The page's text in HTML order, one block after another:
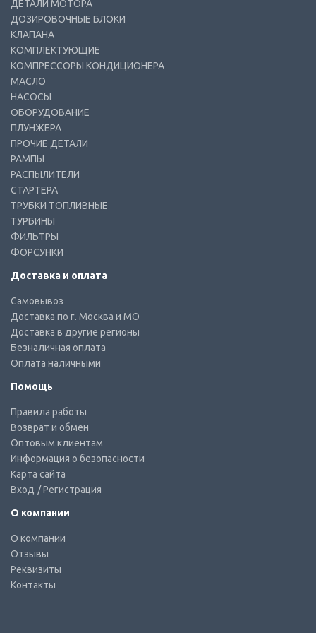
ДЕТАЛИ МОТОРА
ДОЗИРОВОЧНЫЕ БЛОКИ
КЛАПАНА
КОМПЛЕКТУЮЩИЕ
КОМПРЕССОРЫ КОНДИЦИОНЕРА
МАСЛО
НАСОСЫ
ОБОРУДОВАНИЕ
ПЛУНЖЕРА
ПРОЧИЕ ДЕТАЛИ
РАМПЫ
РАСПЫЛИТЕЛИ
СТАРТЕРА
ТРУБКИ ТОПЛИВНЫЕ
ТУРБИНЫ
ФИЛЬТРЫ
ФОРСУНКИ
Доставка и оплата
Самовывоз
Доставка по г. Москва и МО
Доставка в другие регионы
Безналичная оплата
Оплата наличными
Помощь
Правила работы
Возврат и обмен
Оптовым клиентам
Информация о безопасности
Карта сайта
Вход / Регистрация
О компании
О компании
Отзывы
Реквизиты
Контакты